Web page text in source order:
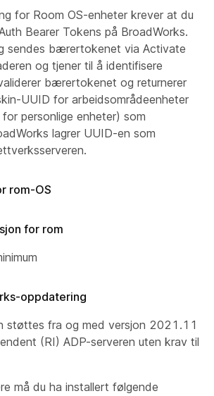
for Room OS-enheter krever at du
Bearer Tokens på BroadWorks.
sendes bærertokenet via Activate
og tjener til å identifisere
bærertokenet og returnerer
UUID for arbeidsområdeenheter
personlige enheter) som
lagrer UUID-en som
rom-OS
for rom
oppdatering
støttes fra og med versjon 2021.11
(RI) ADP-serveren uten krav til
må du ha installert følgende